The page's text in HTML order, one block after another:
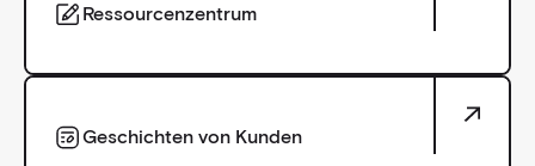
Ressourcenzentrum
Ressourcenzentrum
Geschichten von Kunden